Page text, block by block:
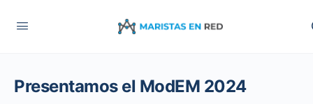
Presentamos el ModEM 2024